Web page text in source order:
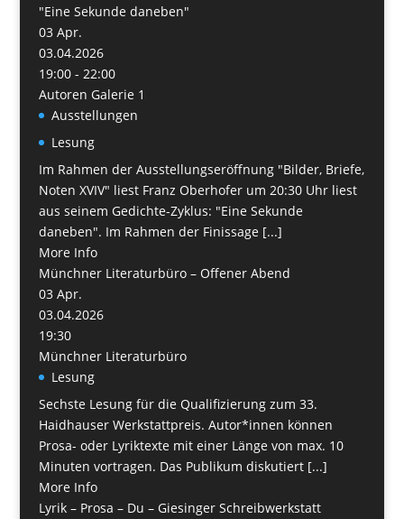
"Eine Sekunde daneben"
03 Apr.
03.04.2026
19:00 - 22:00
Autoren Galerie 1
Ausstellungen
Lesung
Im Rahmen der Ausstellungseröffnung "Bilder, Briefe,
Noten XVIV" liest Franz Oberhofer um 20:30 Uhr liest
aus seinem Gedichte-Zyklus: "Eine Sekunde
daneben". Im Rahmen der Finissage [...]
More Info
Münchner Literaturbüro – Offener Abend
03 Apr.
03.04.2026
19:30
Münchner Literaturbüro
Lesung
Sechste Lesung für die Qualifizierung zum 33.
Haidhauser Werkstattpreis. Autor*innen können
Prosa- oder Lyriktexte mit einer Länge von max. 10
Minuten vortragen. Das Publikum diskutiert [...]
More Info
Lyrik – Prosa – Du – Giesinger Schreibwerkstatt